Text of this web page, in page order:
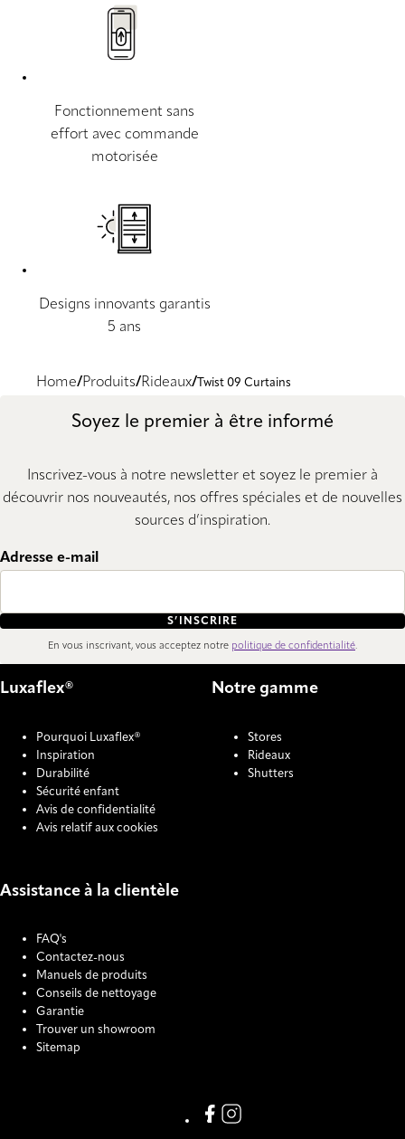
Fonctionnement sans
effort avec commande
motorisée
Designs innovants garantis
5 ans
Home Produits Rideaux Twist 09 Curtains
Soyez le premier à être informé
Inscrivez-vous à notre newsletter et soyez le premier à
découvrir nos nouveautés, nos offres spéciales et de nouvelles
sources d’inspiration.
Adresse e-mail
S’INSCRIRE
En vous inscrivant, vous acceptez notre politique de confidentialité.
Luxaflex®
Pourquoi Luxaflex®
Inspiration
Durabilité
Sécurité enfant
Avis de confidentialité
Avis relatif aux cookies
Notre gamme
Stores
Rideaux
Shutters
Assistance à la clientèle
FAQ's
Contactez-nous
Manuels de produits
Conseils de nettoyage
Garantie
Trouver un showroom
Sitemap
Link missing Display text from
Link missing Display text